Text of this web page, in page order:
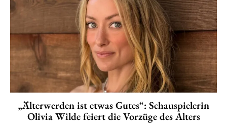
„Älterwerden ist etwas Gutes“: Schauspielerin
Olivia Wilde feiert die Vorzüge des Alters